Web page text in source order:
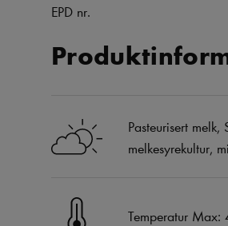
Pasteurisert
melkesyrekultur,
Temperatur Max:
EPD nr.